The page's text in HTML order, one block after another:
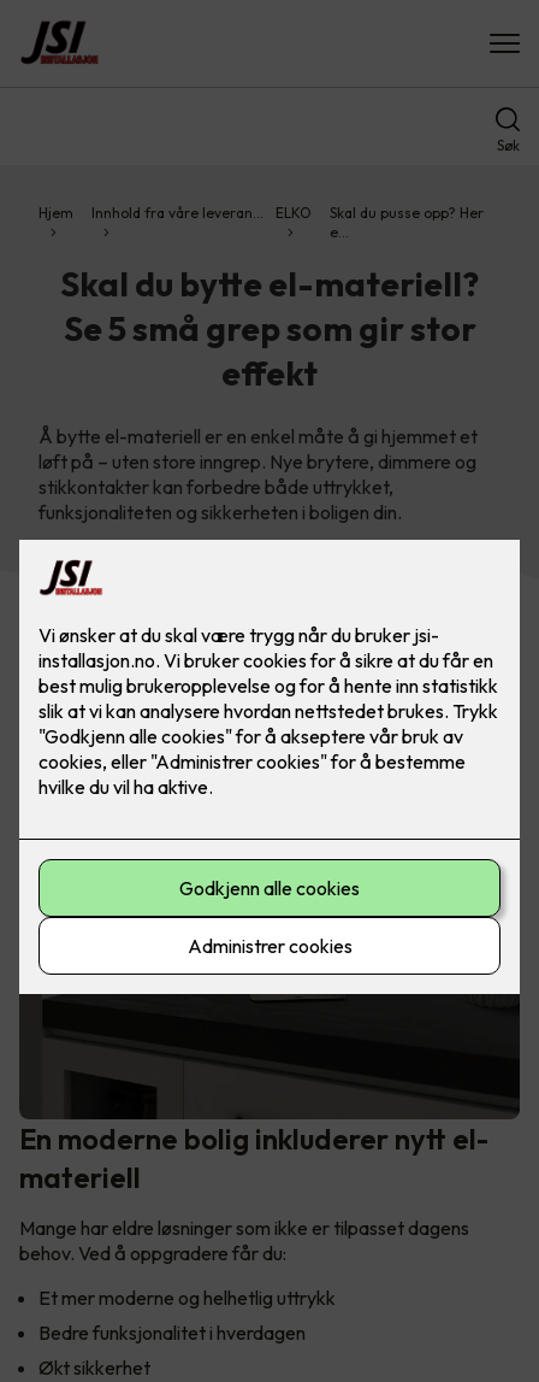
Søk
Hjem Innhold fra våre leveran… ELKO
Skal du pusse opp? Her
e…
Skal du bytte el-materiell?
Se 5 små grep som gir stor
effekt
Å bytte el-materiell er en enkel måte å gi hjemmet et
løft på – uten store inngrep. Nye brytere, dimmere og
stikkontakter kan forbedre både uttrykket,
funksjonaliteten og sikkerheten i boligen din.
En moderne bolig inkluderer nytt el-
materiell
Mange har eldre løsninger som ikke er tilpasset dagens
behov. Ved å oppgradere får du:
Et mer moderne og helhetlig uttrykk
Bedre funksjonalitet i hverdagen
Økt sikkerhet